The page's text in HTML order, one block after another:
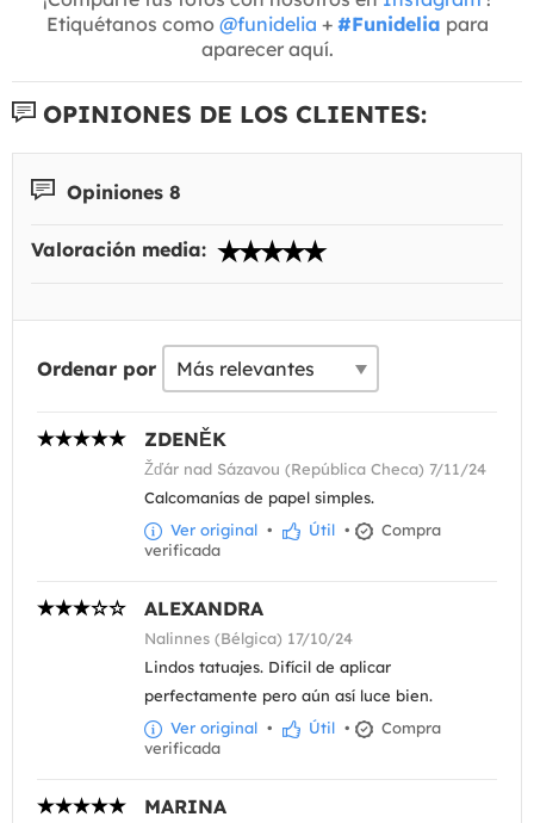
Etiquétanos como @funidelia + #Funidelia para
aparecer aquí.
OPINIONES DE LOS CLIENTES:
Opiniones 8
Valoración media:
Ordenar por
ZDENĚK
Žďár nad Sázavou (República Checa) 7/11/24
Calcomanías de papel simples.
Ver original • Útil •
Compra
verificada
ALEXANDRA
Nalinnes (Bélgica) 17/10/24
Lindos tatuajes. Difícil de aplicar
perfectamente pero aún así luce bien.
Ver original • Útil •
Compra
verificada
MARINA